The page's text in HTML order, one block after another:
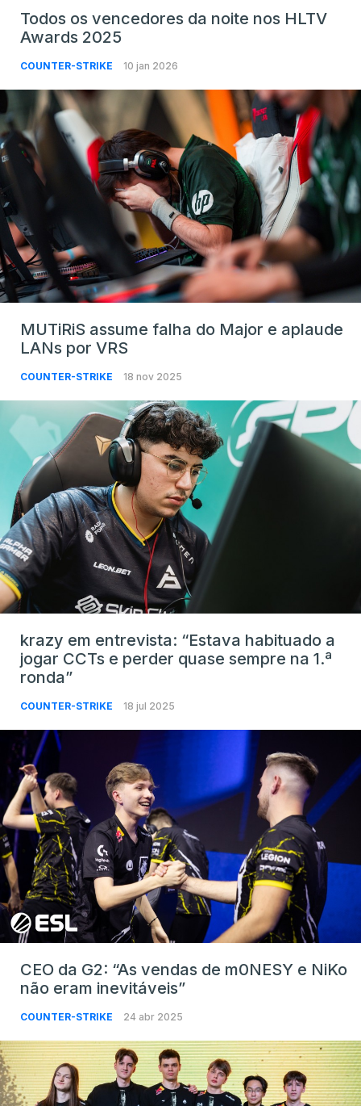
Todos os vencedores da noite nos HLTV
Awards 2025
COUNTER-STRIKE 10 jan 2026
MUTiRiS assume falha do Major e aplaude
LANs por VRS
COUNTER-STRIKE 18 nov 2025
krazy em entrevista: “Estava habituado a
jogar CCTs e perder quase sempre na 1.ª
ronda”
COUNTER-STRIKE 18 jul 2025
CEO da G2: “As vendas de m0NESY e NiKo
não eram inevitáveis”
COUNTER-STRIKE 24 abr 2025